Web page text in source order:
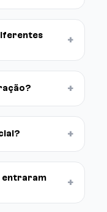
+
+
+
entraram
+